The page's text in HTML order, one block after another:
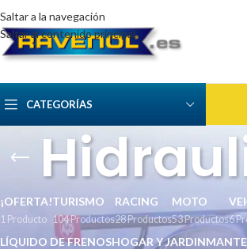
Saltar a la navegación
Saltar al contenido principal
CATEGORÍAS
¡OFERTA!
1 Producto
TURISMO
104 Productos
RACING
28 Productos
MOTO
53 Productos6
LÍQUIDO DE FRENOSHOGAR Y JARDIN